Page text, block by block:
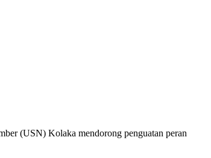
(USN) Kolaka mendorong penguatan peran